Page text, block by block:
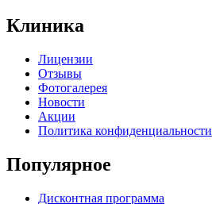
Клиника
Лицензии
Отзывы
Фотогалерея
Новости
Акции
Политика конфиденциальности
Популярное
Дисконтная программа